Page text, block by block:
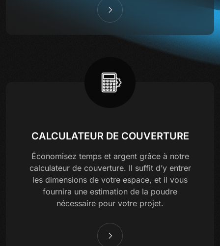
CALCULATEUR DE COUVERTURE
Économisez temps et argent grâce à notre
calculateur de couverture. Il suffit d’y entrer
les dimensions de votre espace, et il vous
fournira une estimation de la poudre
nécessaire pour votre projet.